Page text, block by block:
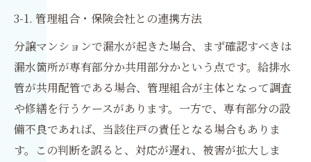
3-1. 管理組合・保険会社との連携方法
分譲マンションで漏水が起きた場合、まず確認すべきは
漏水箇所が専有部分か共用部分かという点です。給排水
管が共用配管である場合、管理組合が主体となって調査
や修繕を行うケースがあります。一方で、専有部分の設
備不良であれば、当該住戸の責任となる場合もありま
す。この判断を誤ると、対応が遅れ、被害が拡大しま